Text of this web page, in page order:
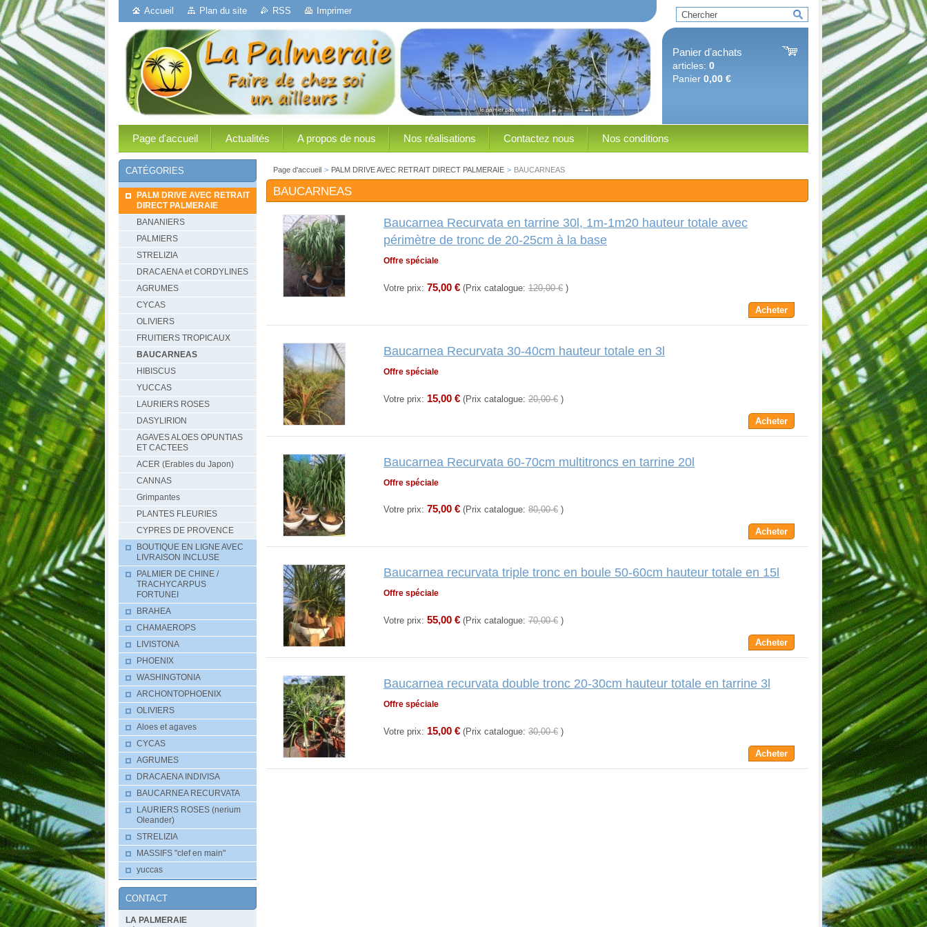
Accueil Plan du site RSS Imprimer
Panier dʼachats
articles: 0
Panier 0,00 €
Page d'accueil Actualités A propos de nous Nos réalisations Contactez nous Nos conditions
Page d'accueil > PALM DRIVE AVEC RETRAIT DIRECT PALMERAIE > BAUCARNEAS
BAUCARNEAS
Baucarnea Recurvata en tarrine 30l, 1m-1m20 hauteur totale avec
périmètre de tronc de 20-25cm à la base
Offre spéciale
Votre prix: 75,00 € (Prix catalogue: 120,00 € )
Acheter
Baucarnea Recurvata 30-40cm hauteur totale en 3l
Offre spéciale
Votre prix: 15,00 € (Prix catalogue: 20,00 € )
Acheter
Baucarnea Recurvata 60-70cm multitroncs en tarrine 20l
Offre spéciale
Votre prix: 75,00 € (Prix catalogue: 80,00 € )
Acheter
Baucarnea recurvata triple tronc en boule 50-60cm hauteur totale en 15l
Offre spéciale
Votre prix: 55,00 € (Prix catalogue: 70,00 € )
Acheter
Baucarnea recurvata double tronc 20-30cm hauteur totale en tarrine 3l
Offre spéciale
Votre prix: 15,00 € (Prix catalogue: 30,00 € )
Acheter
CATÉGORIES
PALM DRIVE AVEC RETRAIT
DIRECT PALMERAIE
BANANIERS
PALMIERS
STRELIZIA
DRACAENA et CORDYLINES
AGRUMES
CYCAS
OLIVIERS
FRUITIERS TROPICAUX
BAUCARNEAS
HIBISCUS
YUCCAS
LAURIERS ROSES
DASYLIRION
AGAVES ALOES OPUNTIAS
ET CACTEES
ACER (Erables du Japon)
CANNAS
Grimpantes
PLANTES FLEURIES
CYPRES DE PROVENCE
BOUTIQUE EN LIGNE AVEC
LIVRAISON INCLUSE
PALMIER DE CHINE /
TRACHYCARPUS
FORTUNEI
BRAHEA
CHAMAEROPS
LIVISTONA
PHOENIX
WASHINGTONIA
ARCHONTOPHOENIX
OLIVIERS
Aloes et agaves
CYCAS
AGRUMES
DRACAENA INDIVISA
BAUCARNEA RECURVATA
LAURIERS ROSES (nerium
Oleander)
STRELIZIA
MASSIFS "clef en main"
yuccas
CONTACT
LA PALMERAIE